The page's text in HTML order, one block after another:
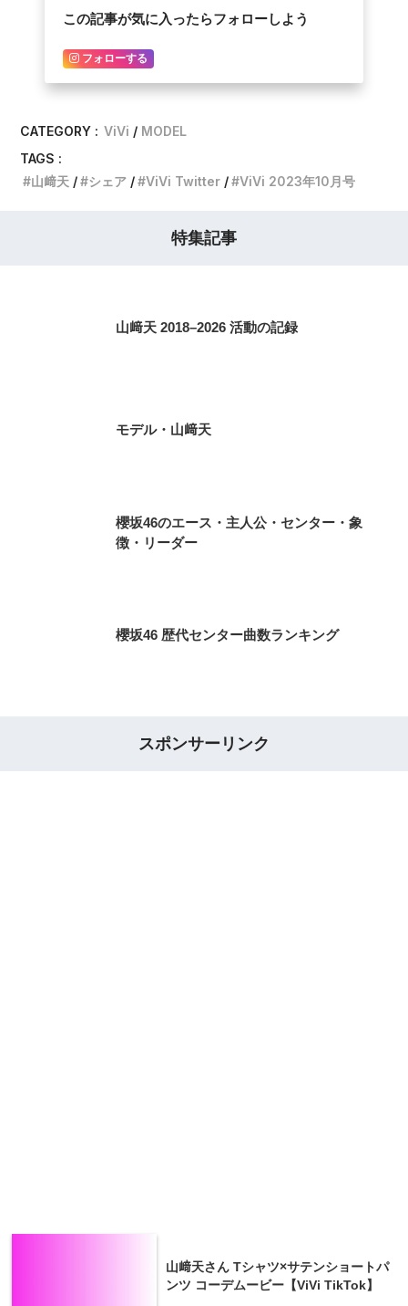
この記事が気に入ったらフォローしよう
フォローする
CATEGORY : ViVi
MODEL
TAGS :
山﨑天
シェア ViVi Twitter ViVi 2023年10月号
特集記事
山﨑天 2018–2026 活動の記録
モデル・山﨑天
櫻坂46のエース・主人公・センター・象
徴・リーダー
櫻坂46 歴代センター曲数ランキング
スポンサーリンク
山﨑天さん Tシャツ×サテンショートパ
ンツ コーデムービー【ViVi TikTok】